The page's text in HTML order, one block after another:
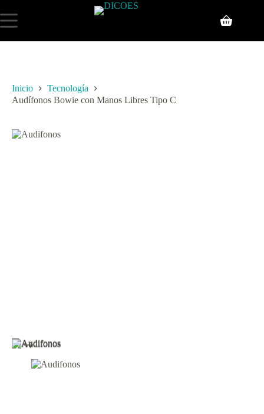
Inicio
Tecnología
Audífonos Bowie con Manos Libres Tipo C